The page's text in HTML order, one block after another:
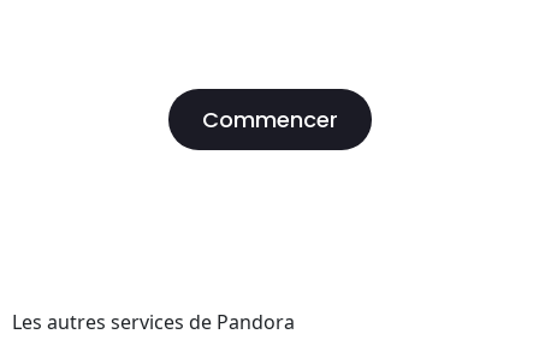
Commencer
Les autres services de Pandora